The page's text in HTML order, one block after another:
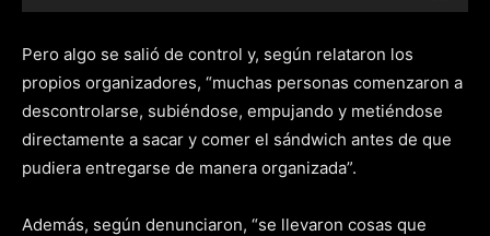
Pero algo se salió de control y, según relataron los
propios organizadores, “muchas personas comenzaron a
descontrolarse, subiéndose, empujando y metiéndose
directamente a sacar y comer el sándwich antes de que
pudiera entregarse de manera organizada”.
Además, según denunciaron, “se llevaron cosas que